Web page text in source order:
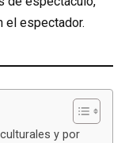
el espectador.
y por